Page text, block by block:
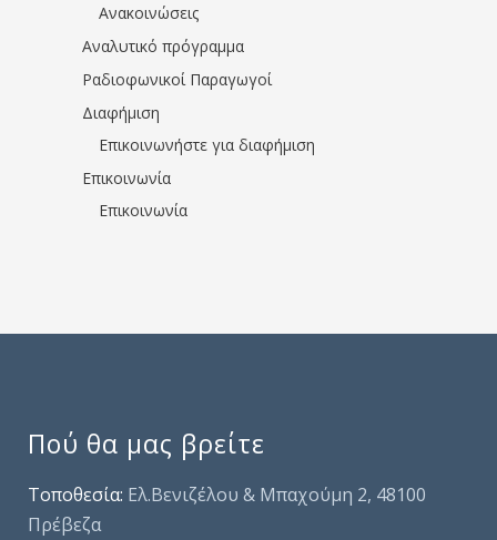
Ανακοινώσεις
Αναλυτικό πρόγραμμα
Ραδιοφωνικοί Παραγωγοί
Διαφήμιση
Επικοινωνήστε για διαφήμιση
Επικοινωνία
Επικοινωνία
Πού θα μας βρείτε
Τοποθεσία: Ελ.Βενιζέλου & Μπαχούμη 2, 48100
Πρέβεζα